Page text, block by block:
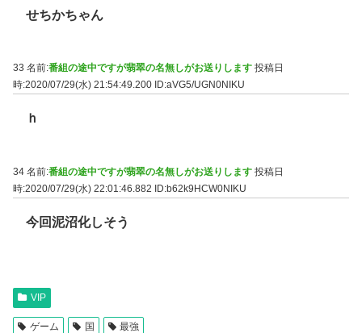
せちかちゃん
33 名前:番組の途中ですが翡翠の名無しがお送りします 投稿日
時:2020/07/29(水) 21:54:49.200 ID:aVG5/UGN0NIKU
ｈ
34 名前:番組の途中ですが翡翠の名無しがお送りします 投稿日
時:2020/07/29(水) 22:01:46.882 ID:b62k9HCW0NIKU
今回泥沼化しそう
VIP
ゲーム 国 最強